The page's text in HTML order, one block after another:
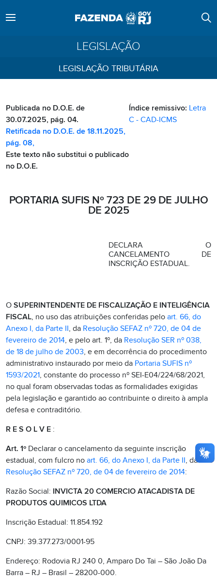
LEGISLAÇÃO
LEGISLAÇÃO TRIBUTÁRIA
Publicada no D.O.E. de
30.07.2025, pág. 04.
Retificada no D.O.E. de 18.11.2025,
pág. 08,
Este texto não substitui o publicado
no D.O.E.
Índice remissivo: Letra
C - CAD-ICMS
PORTARIA SUFIS Nº 723 DE 29 DE JULHO
DE 2025
DECLARA O
CANCELAMENTO DE
INSCRIÇÃO ESTADUAL.
O SUPERINTENDENTE DE FISCALIZAÇÃO E INTELIGÊNCIA
FISCAL, no uso das atribuições conferidas pelo art. 66, do
Anexo I, da Parte II, da Resolução SEFAZ nº 720, de 04 de
fevereiro de 2014, e pelo art. 1º, da Resolução SER nº 038,
de 18 de julho de 2003, e em decorrência do procedimento
administrativo instaurado por meio da Portaria SUFIS nº
1593/2021, constante do processo nº SEI-E04/224/68/2021,
no qual foram observadas todas as formalidades exigidas
pela legislação e garantido ao contribuinte o direito à ampla
defesa e contraditório.
R E S O L V E :
Art. 1º Declarar o cancelamento da seguinte inscrição
estadual, com fulcro no art. 66, do Anexo I, da Parte II, da
Resolução SEFAZ nº 720, de 04 de fevereiro de 2014:
Razão Social: INVICTA 20 COMERCIO ATACADISTA DE
PRODUTOS QUIMICOS LTDA
Inscrição Estadual: 11.854.192
CNPJ: 39.377.273/0001-95
Endereço: Rodovia RJ 240 0, Amparo Do Tai – São João Da
Barra – RJ – Brasil – 28200-000.